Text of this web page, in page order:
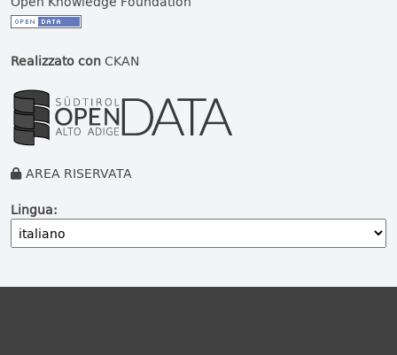
Realizzato conCKAN
AREA RISERVATA
Lingua